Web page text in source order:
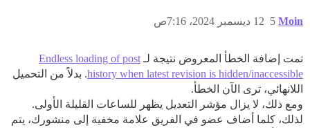
Moin 12 ديسمبر 2024، 7:16ص 5
تمت إضافة الخطأ المعروض نتيجة لـ Endless loading of post
history when latest revision is hidden/inaccessible. بدلاً من التحميل
اللانهائي، ترى الآن الخطأ.
ومع ذلك، لا يزال مؤشر التعديل يظهر للساعات القليلة الأولى.
لذلك، كلما أضاف عضو في الفريق علامة مخفية إلى منشورك، يتم